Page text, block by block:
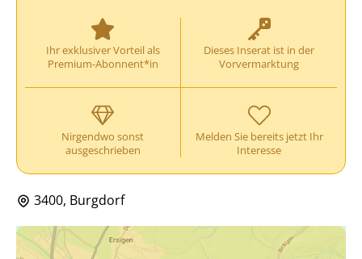
Ihr exklusiver Vorteil als
Premium-Abonnent*in
Dieses Inserat ist in der
Vorvermarktung
Nirgendwo sonst
ausgeschrieben
Melden Sie bereits jetzt Ihr
Interesse
3400, Burgdorf